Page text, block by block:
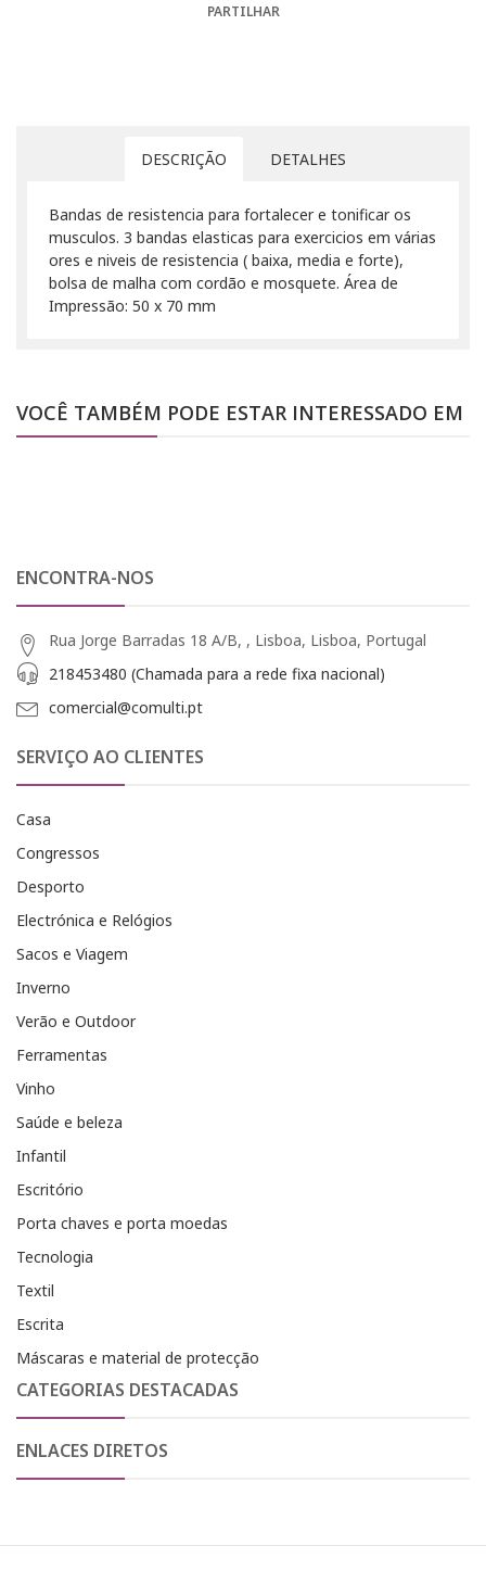
PARTILHAR
DESCRIÇÃO DETALHES
Bandas de resistencia para fortalecer e tonificar os
musculos. 3 bandas elasticas para exercicios em várias
ores e niveis de resistencia ( baixa, media e forte),
bolsa de malha com cordão e mosquete. Área de
Impressão: 50 x 70 mm
VOCÊ TAMBÉM PODE ESTAR INTERESSADO EM
ENCONTRA-NOS
Rua Jorge Barradas 18 A/B, , Lisboa, Lisboa, Portugal
218453480 (Chamada para a rede fixa nacional)
comercial@comulti.pt
SERVIÇO AO CLIENTES
Casa
Congressos
Desporto
Electrónica e Relógios
Sacos e Viagem
Inverno
Verão e Outdoor
Ferramentas
Vinho
Saúde e beleza
Infantil
Escritório
Porta chaves e porta moedas
Tecnologia
Textil
Escrita
Máscaras e material de protecção
CATEGORIAS DESTACADAS
ENLACES DIRETOS